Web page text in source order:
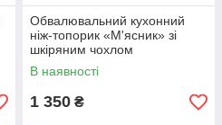
Обвалювальний кухонний
ніж-топорик «М'ясник» зі
шкіряним чохлом
В наявності
1 350 ₴